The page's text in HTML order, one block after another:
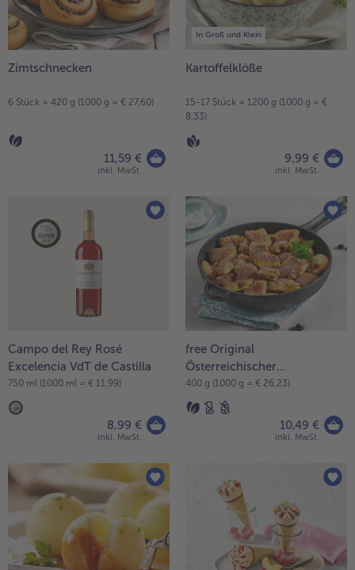
Zimtschnecken
6 Stück = 420 g (1000 g = € 27,60)
11,59 €
inkl. MwSt.
In Groß und Klein
Kartoffelklöße
15-17 Stück = 1200 g (1000 g = €
8,33)
9,99 €
inkl. MwSt.
Campo del Rey Rosé
Excelencia VdT de Castilla
750 ml (1000 ml = € 11,99)
8,99 €
inkl. MwSt.
free Original
Österreichischer
Kaiserschmarrn
400 g (1000 g = € 26,23)
10,49 €
inkl. MwSt.